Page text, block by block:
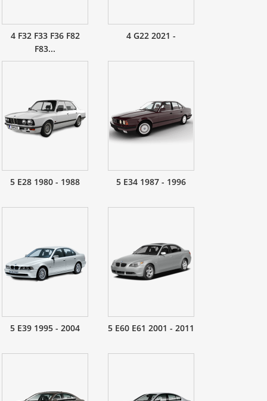
4 F32 F33 F36 F82
F83...
4 G22 2021 -
5 E28 1980 - 1988 5 E34 1987 - 1996
5 E39 1995 - 2004 5 E60 E61 2001 - 2011